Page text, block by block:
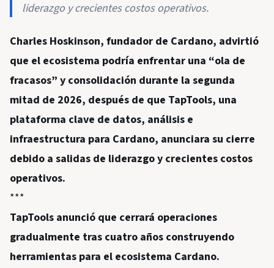
liderazgo y crecientes costos operativos.
Charles Hoskinson, fundador de Cardano, advirtió
que el ecosistema podría enfrentar una “ola de
fracasos” y consolidación durante la segunda
mitad de 2026, después de que TapTools, una
plataforma clave de datos, análisis e
infraestructura para Cardano, anunciara su cierre
debido a salidas de liderazgo y crecientes costos
operativos.
***
TapTools anunció que cerrará operaciones
gradualmente tras cuatro años construyendo
herramientas para el ecosistema Cardano.